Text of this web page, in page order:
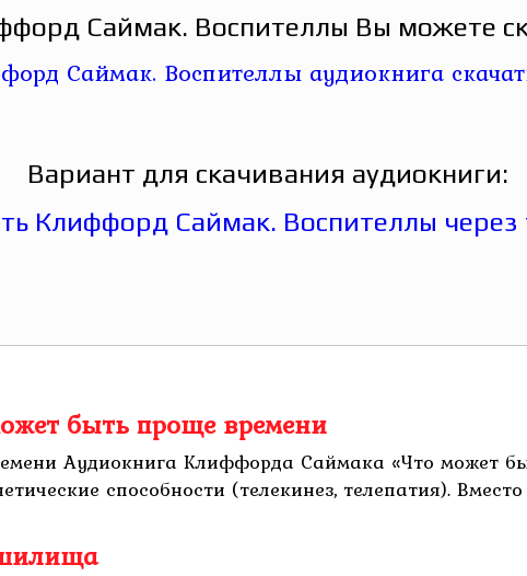
Саймак. Воспителлы Вы можете
Вариант для скачивания аудиокниги:
быть проще времени
Аудиокнига Клиффорда Саймака «Что может
способности (телекинез, телепатия).